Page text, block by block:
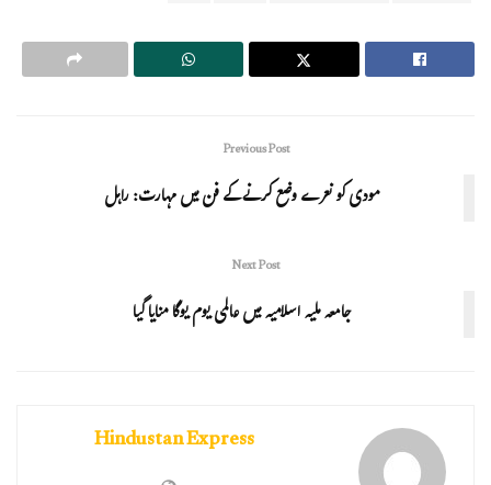
Previous Post
مودی کو نعرے وضع کرنے کے فن میں مہارت: راہل
Next Post
جامعہ ملیہ اسلامیہ میں عالمی یوم یوگا منایا گیا
Hindustan Express